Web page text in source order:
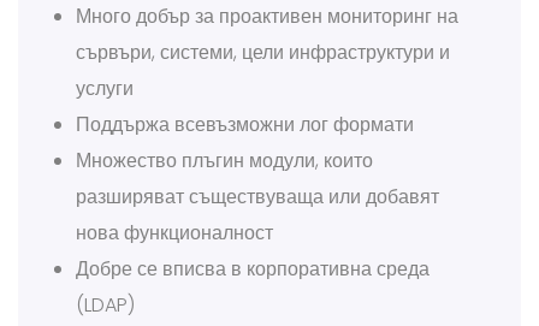
Много добър за проактивен мониторинг на
сървъри, системи, цели инфраструктури и
услуги
Поддържа всевъзможни лог формати
Множество плъгин модули, които
разширяват съществуваща или добавят
нова функционалност
Добре се вписва в корпоративна среда
(LDAP)